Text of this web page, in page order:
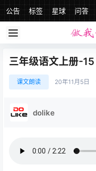
公告 标签 星球 问答
三年级语文上册-
课文朗读 20年11月5日
dolike